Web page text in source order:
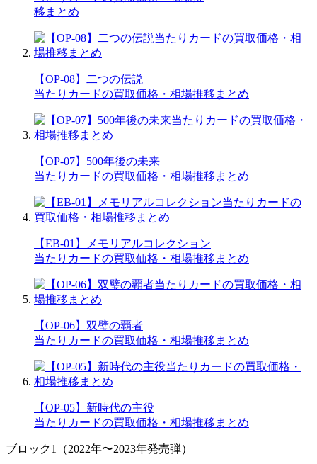
移まとめ
【OP-08】二つの伝説
当たりカードの買取価格・相場推移まとめ
【OP-07】500年後の未来
当たりカードの買取価格・相場推移まとめ
【EB-01】メモリアルコレクション
当たりカードの買取価格・相場推移まとめ
【OP-06】双璧の覇者
当たりカードの買取価格・相場推移まとめ
【OP-05】新時代の主役
当たりカードの買取価格・相場推移まとめ
ブロック1（2022年〜2023年発売弾）